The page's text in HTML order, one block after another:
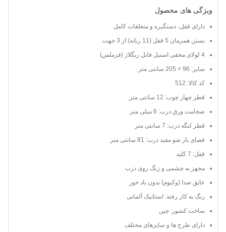
ویژگی های محصول
دارای قفل، دستگیره و متعلقات کامل
بستن همزمان 5 قفل (11 زبانه) از 3 جهت
4 لولای مخفی استیل قابل ریگلاژ (فرملس)
سایز: 96 × 205 سانتی متر
کد کالا: 512
قطر چهار چوب: 12 سانتی متر
ضخامت ورق درب: 6 میلی متر
قطر لنگه درب: 7 سانتی متر
فضای باز شو مفید درب: 81 سانتی متر
قفل: 7 کلید
مجهز به چشمی و زنگ روی درب
عایق صدا (وکیوم) بدون باد خور
رنگ به کار رفته: استاتیک آلمانی
ساخت کشور: چین
دارای طرح ها و سایزهای مختلف